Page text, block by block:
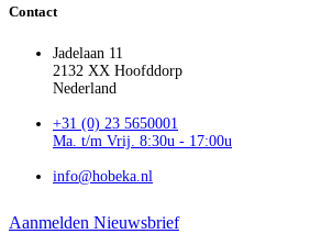
Contact
Jadelaan 11
2132 XX Hoofddorp
Nederland
+31 (0) 23 5650001
Ma. t/m Vrij. 8:30u - 17:00u
info@hobeka.nl
Aanmelden Nieuwsbrief